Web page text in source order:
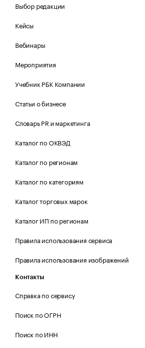
Выбор редакции
Кейсы
Вебинары
Мероприятия
Учебник РБК Компании
Статьи о бизнесе
Словарь PR и маркетинга
Каталог по ОКВЭД
Каталог по регионам
Каталог по категориям
Каталог торговых марок
Каталог ИП по регионам
Правила использования сервиса
Правила использования изображений
Контакты
Справка по сервису
Поиск по ОГРН
Поиск по ИНН